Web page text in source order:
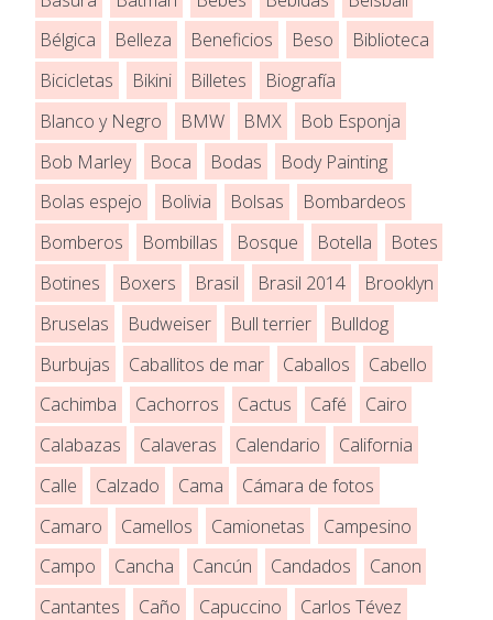
Bélgica
Belleza Beneficios Beso
Biblioteca
Bicicletas
Bikini Billetes
Biografía
Blanco y Negro
BMW BMX
Bob Esponja
Bob Marley
Boca Bodas
Body Painting
Bolas espejo
Bolivia Bolsas
Bombardeos
Bomberos
Bombillas Bosque Botella
Botes
Botines
Boxers Brasil Brasil 2014
Brooklyn
Bruselas
Budweiser Bull terrier
Bulldog
Burbujas
Caballitos de mar Caballos
Cabello
Cachimba
Cachorros Cactus Café
Cairo
Calabazas
Calaveras Calendario
California
Calle
Calzado Cama
Cámara de fotos
Camaro
Camellos Camionetas
Campesino
Campo
Cancha Cancún Candados
Canon
Cantantes
Caño Capuccino Carlos Tévez